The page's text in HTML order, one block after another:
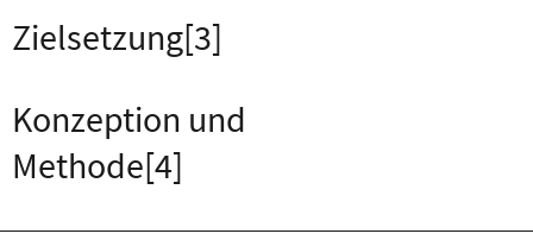
Zielsetzung[3]
Konzeption und
Methode[4]